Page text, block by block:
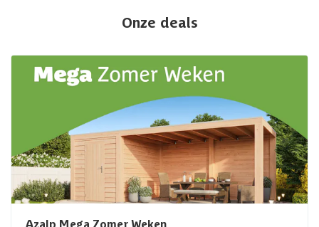
Onze deals
Azalp Mega Zomer Weken